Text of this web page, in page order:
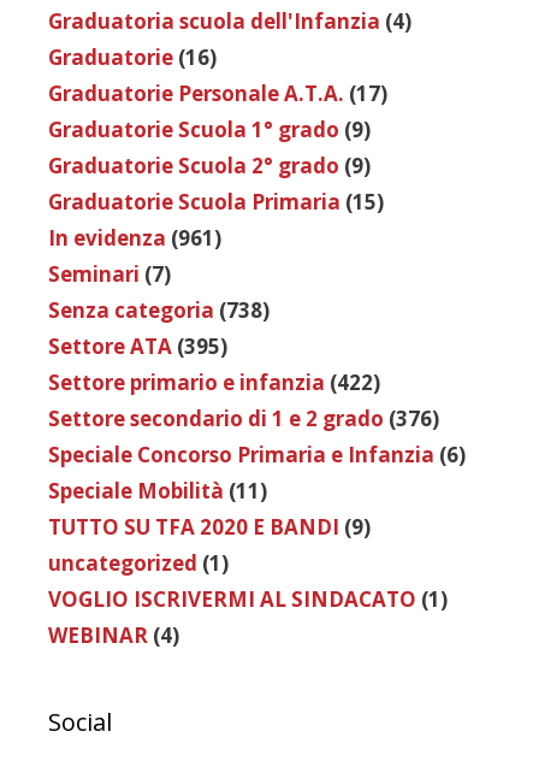
Graduatoria scuola dell'Infanzia (4)
Graduatorie (16)
Graduatorie Personale A.T.A. (17)
Graduatorie Scuola 1° grado (9)
Graduatorie Scuola 2° grado (9)
Graduatorie Scuola Primaria (15)
In evidenza (961)
Seminari (7)
Senza categoria (738)
Settore ATA (395)
Settore primario e infanzia (422)
Settore secondario di 1 e 2 grado (376)
Speciale Concorso Primaria e Infanzia (6)
Speciale Mobilità (11)
TUTTO SU TFA 2020 E BANDI (9)
uncategorized (1)
VOGLIO ISCRIVERMI AL SINDACATO (1)
WEBINAR (4)
Social